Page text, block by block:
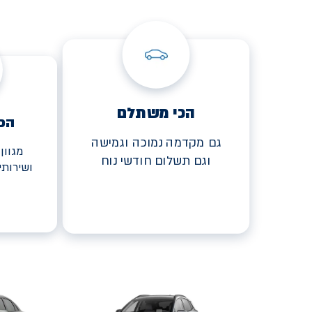
הכי משתלם
גם מקדמה נמוכה וגמישה
וגם תשלום חודשי נוח